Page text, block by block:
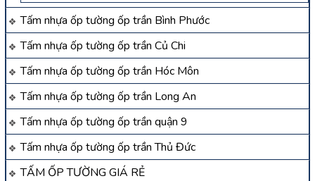
Tấm nhựa ốp tường ốp trần Bình Phước
Tấm nhựa ốp tường ốp trần Củ Chi
Tấm nhựa ốp tường ốp trần Hóc Môn
Tấm nhựa ốp tường ốp trần Long An
Tấm nhựa ốp tường ốp trần quận 9
Tấm nhựa ốp tường ốp trần Thủ Đức
TẤM ỐP TƯỜNG GIÁ RẺ